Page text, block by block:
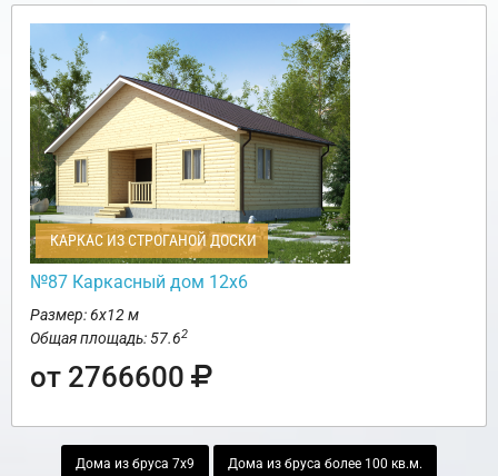
КАРКАС ИЗ СТРОГАНОЙ ДОСКИ
№87 Каркасный дом 12х6
Размер: 6х12 м
Общая площадь: 57.62
от 2766600
Дома из бруса 7х9 Дома из бруса более 100 кв.м.